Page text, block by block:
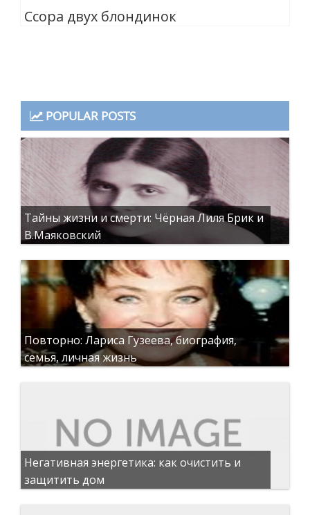
Ссора двух блондинок
POPULAR POSTS
Тайны жизни и смерти: Чёрная Лиля Брик и
В.Маяковский
Повторно: Лариса Гузеева, биография,
семья, личная жизнь
Негативная энергетика: как очистить и
защитить дом